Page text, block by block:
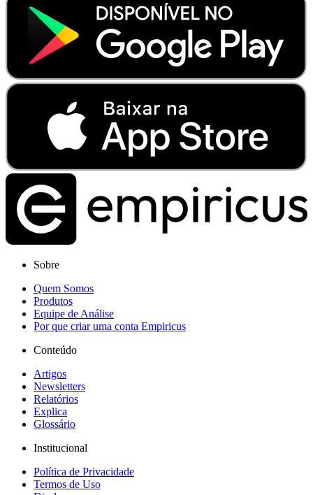
Sobre
Quem Somos
Produtos
Equipe de Análise
Por que criar uma conta Empiricus
Conteúdo
Artigos
Newsletters
Relatórios
Explica
Glossário
Institucional
Política de Privacidade
Termos de Uso